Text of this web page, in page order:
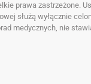
prawa zastrzeżone.
służą wyłącznie
medycznych, nie